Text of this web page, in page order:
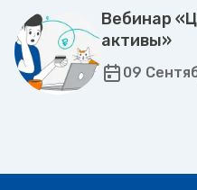
Вебинар
активы»
09